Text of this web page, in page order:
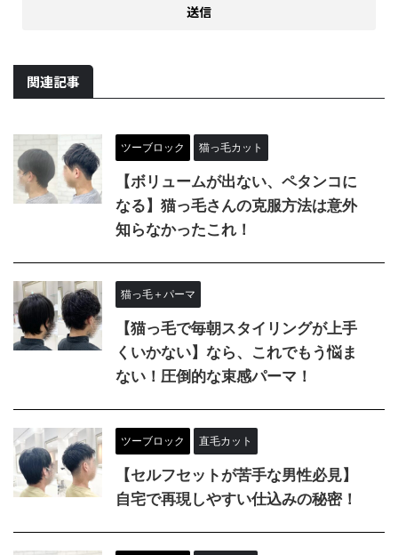
関連記事
ツーブロック 猫っ毛カット
【ボリュームが出ない、ペタンコに
なる】猫っ毛さんの克服方法は意外
知らなかったこれ！
猫っ毛＋パーマ
【猫っ毛で毎朝スタイリングが上手
くいかない】なら、これでもう悩ま
ない！圧倒的な束感パーマ！
ツーブロック 直毛カット
【セルフセットが苦手な男性必見】
自宅で再現しやすい仕込みの秘密！